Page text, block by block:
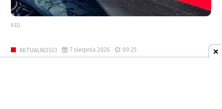
RED.
AKTUALNOŚCI 7 sierpnia 2026 09:25